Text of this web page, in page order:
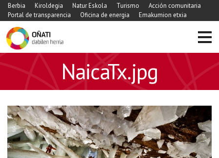
Berbia Kiroldegia Natur Eskola Turismo
Acción comunitaria
Portal de transparencia
Oficina de energia Emakumion etxia
NaicaTx.jpg